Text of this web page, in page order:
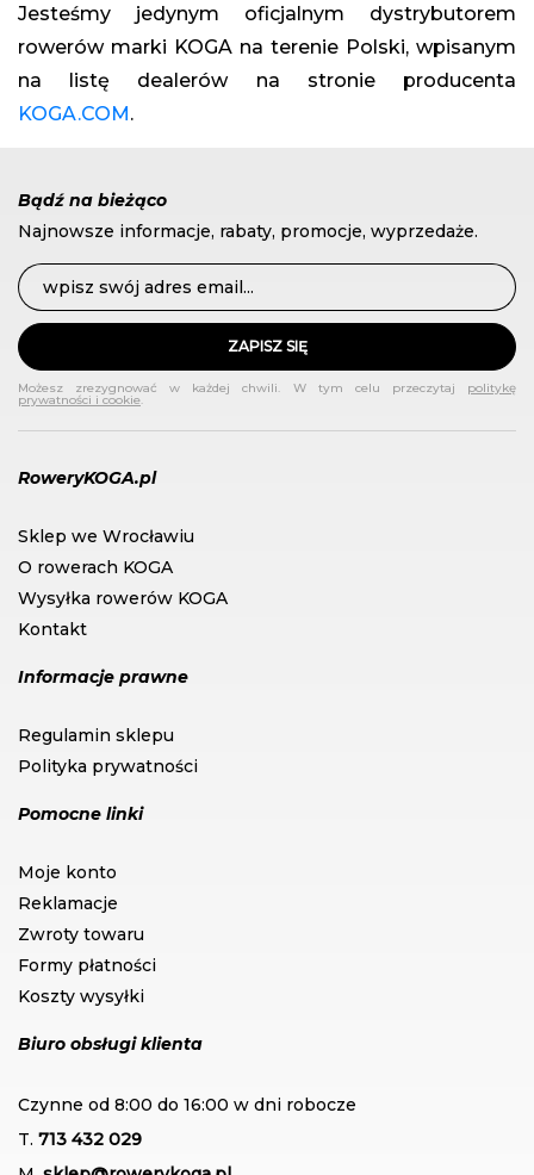
Jesteśmy jedynym oficjalnym dystrybutorem
rowerów marki KOGA na terenie Polski, wpisanym
na listę dealerów na stronie producenta
KOGA.COM.
Bądź na bieżąco
Najnowsze informacje, rabaty, promocje, wyprzedaże.
ZAPISZ SIĘ
Możesz zrezygnować w każdej chwili. W tym celu przeczytaj politykę
prywatności i cookie.
RoweryKOGA.pl
Sklep we Wrocławiu
O rowerach KOGA
Wysyłka rowerów KOGA
Kontakt
Informacje prawne
Regulamin sklepu
Polityka prywatności
Pomocne linki
Moje konto
Reklamacje
Zwroty towaru
Formy płatności
Koszty wysyłki
Biuro obsługi klienta
Czynne od 8:00 do 16:00 w dni robocze
T. 713 432 029